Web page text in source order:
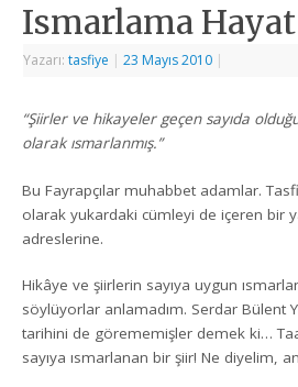
Ismarlama
Yazarı:tasfiye | 23 Mayıs 2010 |
“Şiirler ve hikayeler geçen sayıda
olarak ısmarlanmış.”
Bu Fayrapçılar muhabbet adamlar.
olarak yukardaki cümleyi de içeren bir
adreslerine.
Hikâye ve şiirlerin sayıya uygun
söylüyorlar anlamadım. Serdar Bülent
tarihini de görememişler demek ki…
sayıya ısmarlanan bir şiir! Ne diyelim,